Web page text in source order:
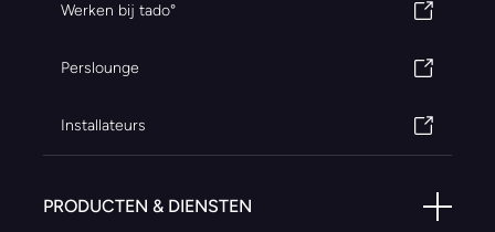
Werken bij tado°
Perslounge
Installateurs
PRODUCTEN & DIENSTEN